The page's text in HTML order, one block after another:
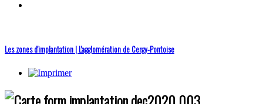
Les zones d'implantation | L'agglomération de Cergy-Pontoise